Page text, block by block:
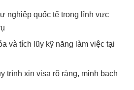
nghiệp quốc tế trong lĩnh vực
và tích lũy kỹ năng làm việc tại
trình xin visa rõ ràng, minh bạch